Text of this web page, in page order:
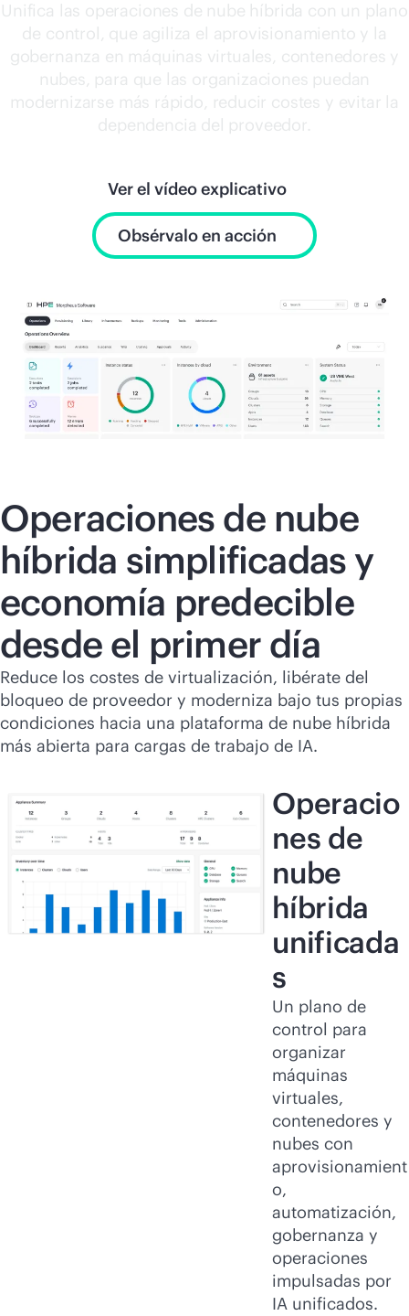
Comprar ahora
Unifica las operaciones de nube híbrida con un plano
de control, que agiliza el aprovisionamiento y la
gobernanza en máquinas virtuales, contenedores y
nubes, para que las organizaciones puedan
modernizarse más rápido, reducir costes y evitar la
dependencia del proveedor.
Ver el vídeo explicativo
Obsérvalo en acción
Operaciones de nube
híbrida simplificadas y
economía predecible
desde el primer día
Reduce los costes de virtualización, libérate del
bloqueo de proveedor y moderniza bajo tus propias
condiciones hacia una plataforma de nube híbrida
más abierta para cargas de trabajo de IA.
Operacio
nes de
nube
híbrida
unificada
s
Un plano de
control para
organizar
máquinas
virtuales,
contenedores y
nubes con
aprovisionamient
o,
automatización,
gobernanza y
operaciones
impulsadas por
IA unificados.